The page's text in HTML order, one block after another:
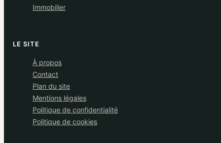
Immobilier
LE SITE
À propos
Contact
Plan du site
Mentions légales
Politique de confidentialité
Politique de cookies